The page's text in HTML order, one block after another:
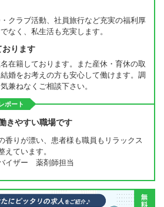
クラブ活動、社員旅行など充実の福利厚
なく、私生活も充実します。
おります
在籍しております。また産休・育休の取
婚をお考えの方も安心して働けます。調
兼ねなくご相談下さい。
ポート
きやすい職場です
香りが漂い、患者様も職員もリラックス
えています。
イザー 薬剤師担当